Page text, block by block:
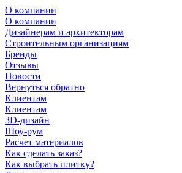
О компании
О компании
Дизайнерам и архитекторам
Строительным организациям
Бренды
Отзывы
Новости
Вернуться обратно
Клиентам
Клиентам
3D-дизайн
Шоу-рум
Расчет материалов
Как сделать заказ?
Как выбрать плитку?